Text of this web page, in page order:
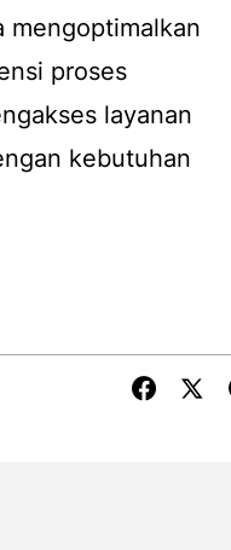
mengoptimalkan
proses
layanan
kebutuhan